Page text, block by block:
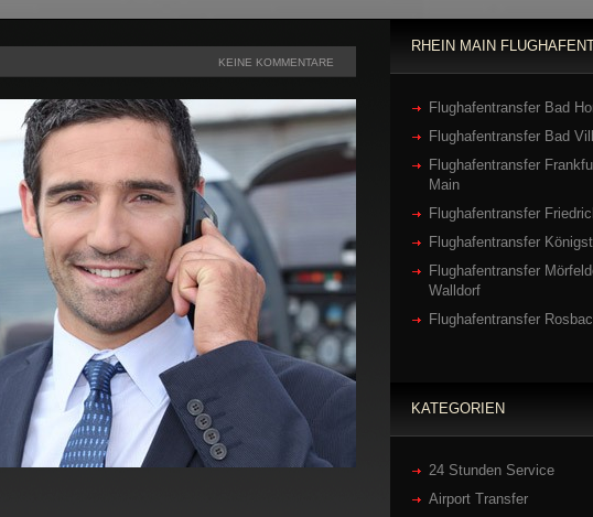
KEINE KOMMENTARE
RHEIN MAIN
Flughafentransfer Bad
Flughafentransfer Bad
Flughafentransfer
Main
Flughafentransfer
Flughafentransfer
Flughafentransfer
Walldorf
Flughafentransfer
KATEGORIEN
24 Stunden Service
Airport Transfer